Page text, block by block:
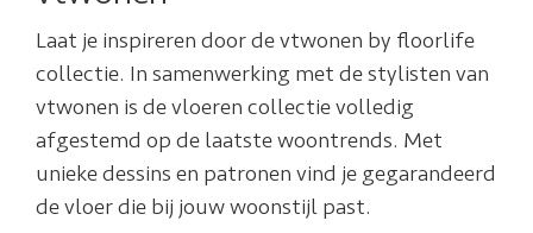
Laat je inspireren door de vtwonen by floorlife
collectie. In samenwerking met de stylisten van
vtwonen is de vloeren collectie volledig
afgestemd op de laatste woontrends. Met
unieke dessins en patronen vind je gegarandeerd
de vloer die bij jouw woonstijl past.